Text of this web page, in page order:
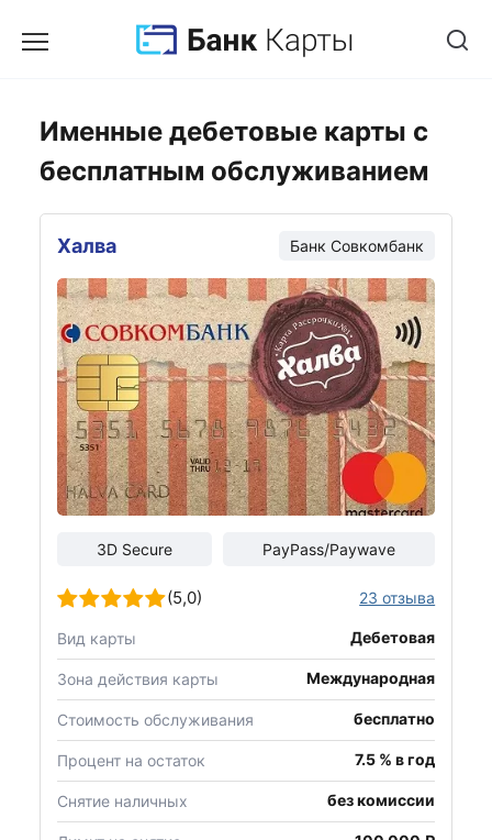
Именные дебетовые карты с
бесплатным обслуживанием
Халва Банк Совкомбанк
3D Secure PayPass/Paywave
(5,0) 23 отзыва
Вид карты Дебетовая
Зона действия карты Международная
Стоимость обслуживания бесплатно
Процент на остаток 7.5 % в год
Снятие наличных без комиссии